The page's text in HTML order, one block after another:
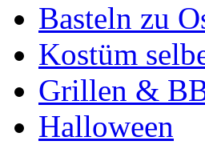
Basteln zu
Kostüm
Grillen &
Halloween